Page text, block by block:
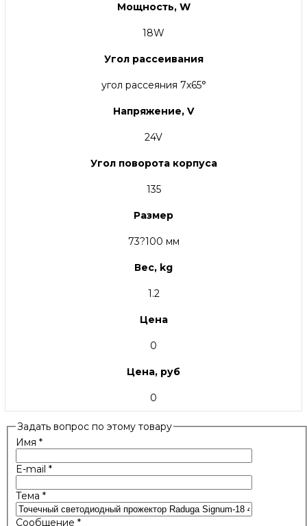
Мощность, W
18W
Угол рассеивания
угол рассеяния 7x65°
Напряжение, V
24V
Угол поворота корпуса
135
Размер
73?100 мм
Вес, kg
1.2
Цена
0
Цена, руб
0
Задать вопрос по этому товару
Имя *
E-mail *
Тема *
Сообщение *